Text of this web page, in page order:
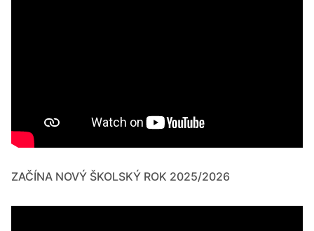
ZAČÍNA NOVÝ ŠKOLSKÝ ROK 2025/2026